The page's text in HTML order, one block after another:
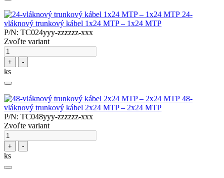
24-
vláknový trunkový kábel 1x24 MTP – 1x24 MTP
P/N: TC024yyy-zzzzzz-xxx
Zvoľte variant
+ -
ks
48-
vláknový trunkový kábel 2x24 MTP – 2x24 MTP
P/N: TC048yyy-zzzzzz-xxx
Zvoľte variant
+ -
ks